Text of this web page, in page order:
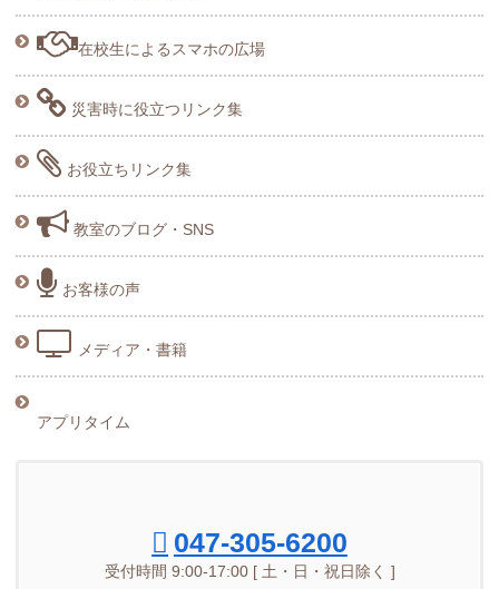
在校生によるスマホの広場
災害時に役立つリンク集
お役立ちリンク集
教室のブログ・SNS
お客様の声
メディア・書籍
アプリタイム
047-305-6200
受付時間 9:00-17:00 [ 土・日・祝日除く ]